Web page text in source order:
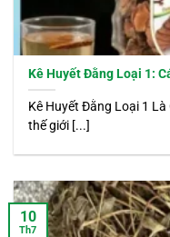
Kê Huyết Đằng Loại 1:
Kê Huyết Đằng Loại 1
thế giới [...]
10
Th7